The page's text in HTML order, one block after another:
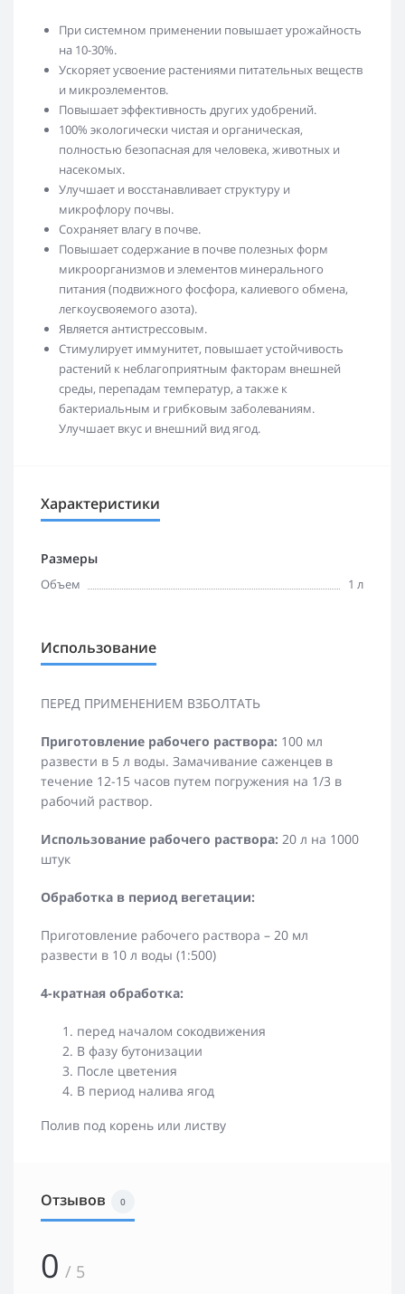
При системном применении повышает урожайность
на 10-30%.
Ускоряет усвоение растениями питательных веществ
и микроэлементов.
Повышает эффективность других удобрений.
100% экологически чистая и органическая,
полностью безопасная для человека, животных и
насекомых.
Улучшает и восстанавливает структуру и
микрофлору почвы.
Сохраняет влагу в почве.
Повышает содержание в почве полезных форм
микроорганизмов и элементов минерального
питания (подвижного фосфора, калиевого обмена,
легкоусвояемого азота).
Является антистрессовым.
Стимулирует иммунитет, повышает устойчивость
растений к неблагоприятным факторам внешней
среды, перепадам температур, а также к
бактериальным и грибковым заболеваниям.
Улучшает вкус и внешний вид ягод.
Характеристики
Размеры
Объем 1 л
Использование
ПЕРЕД ПРИМЕНЕНИЕМ ВЗБОЛТАТЬ
Приготовление рабочего раствора: 100 мл
развести в 5 л воды. Замачивание саженцев в
течение 12-15 часов путем погружения на 1/3 в
рабочий раствор.
Использование рабочего раствора: 20 л на 1000
штук
Обработка в период вегетации:
Приготовление рабочего раствора – 20 мл
развести в 10 л воды (1:500)
4-кратная обработка:
перед началом сокодвижения
В фазу бутонизации
После цветения
В период налива ягод
Полив под корень или листву
Отзывов 0
0 / 5